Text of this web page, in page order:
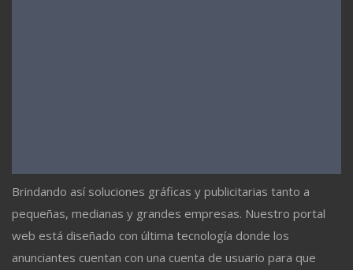
Brindando así soluciones gráficas y publicitarias tanto a
pequeñas, medianas y grandes empresas. Nuestro portal
web está diseñado con última tecnología donde los
anunciantes cuentan con una cuenta de usuario para que